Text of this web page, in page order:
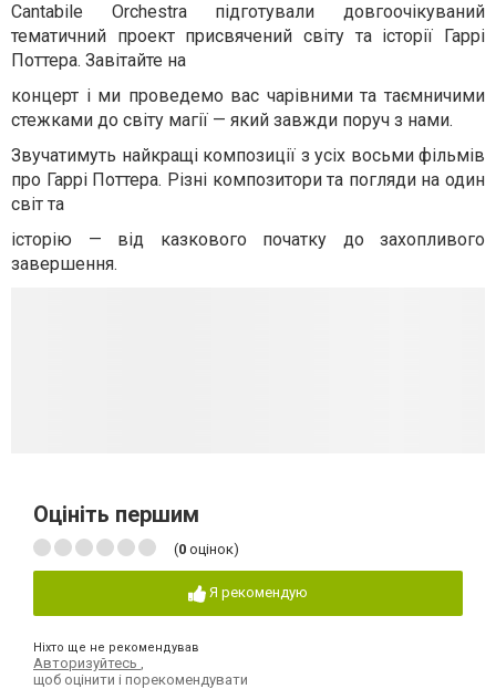
Cantabile Orchestra підготували довгоочікуваний
тематичний проект присвячений світу та історії Гаррі
Поттера. Завітайте на
концерт і ми проведемо вас чарівними та таємничими
стежками до світу магії — який завжди поруч з нами.
Звучатимуть найкращі композиції з усіх восьми фільмів
про Гаррі Поттера. Різні композитори та погляди на один
світ та
історію — від казкового початку до захопливого
завершення.
Оцініть першим
(0 оцінок)
Я рекомендую
Ніхто ще не рекомендував
Авторизуйтесь
щоб оцінити і порекомендувати